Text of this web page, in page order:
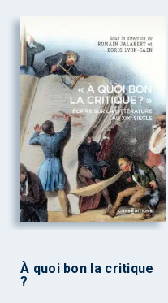
À quoi bon la critique
?